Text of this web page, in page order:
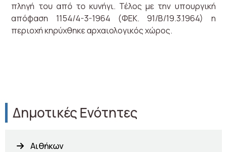
πληγή του από το κυνήγι. Τέλος με την υπουργική
απόφαση 1154/4-3-1964 (ΦΕΚ. 91/Β/19.3.1964) η
περιοχή κηρύχθηκε αρχαιολογικός χώρος.
Δημοτικές Ενότητες
Αιθήκων